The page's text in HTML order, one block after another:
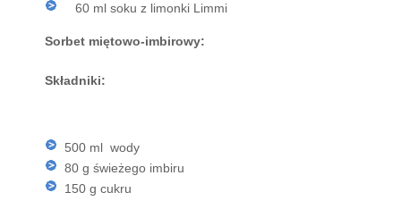
60 ml soku z limonki Limmi
Sorbet miętowo-imbirowy:
Składniki:
500 ml wody
80 g świeżego imbiru
150 g cukru